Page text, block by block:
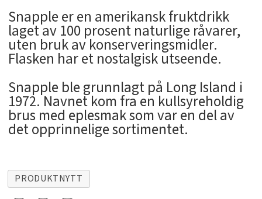
Snapple er en amerikansk fruktdrikk
laget av 100 prosent naturlige råvarer,
uten bruk av konserveringsmidler.
Flasken har et nostalgisk utseende.
Snapple ble grunnlagt på Long Island i
1972. Navnet kom fra en kullsyreholdig
brus med eplesmak som var en del av
det opprinnelige sortimentet.
PRODUKTNYTT